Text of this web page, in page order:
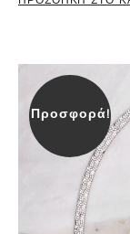
Προσφορά!